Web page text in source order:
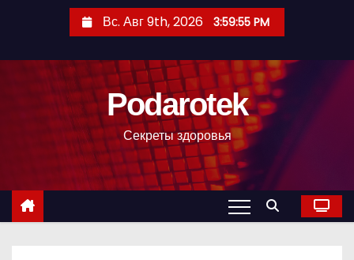
с
Вс. Авг 9th, 2026 3:59:56 PM
Podarotek
Секреты здоровья